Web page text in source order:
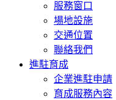
服務窗口
場地設施
交通位置
聯絡我們
進駐育成
企業進駐申請
育成服務內容